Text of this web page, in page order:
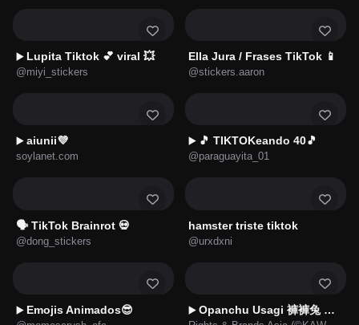
▶️ Lupita Tiktok 💕 viral 💥
@miyi_stickers
Ella Jura / Frases TikTok 📱
@stickers.aaron
▶️ aiunii💜
soylanet.com
▶️ 🎵 TIKTOKeando 40🎵
@paraguayita_01
🗣️ TikTok Brainrot 💀
@dong_stickers
hamster triste tiktok
@urxdxni
▶️ Emojis Animados😎 ▶️ Opanchu Usagi 褲褲兔 日常貼圖 2026